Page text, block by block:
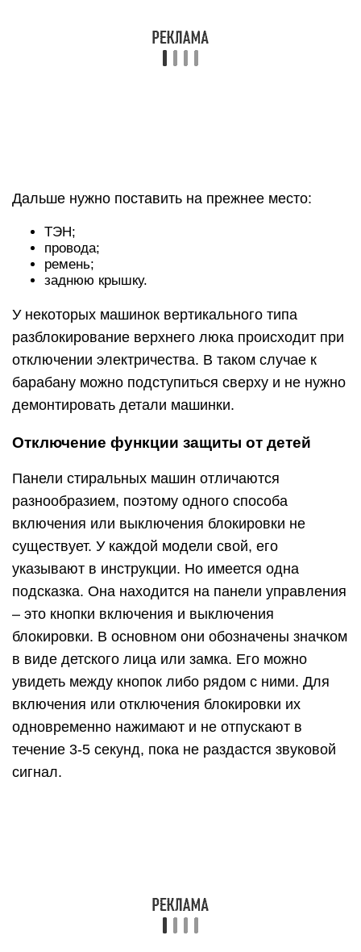
Дальше нужно поставить на прежнее место:
ТЭН;
провода;
ремень;
заднюю крышку.
У некоторых машинок вертикального типа
разблокирование верхнего люка происходит при
отключении электричества. В таком случае к
барабану можно подступиться сверху и не нужно
демонтировать детали машинки.
Отключение функции защиты от детей
Панели стиральных машин отличаются
разнообразием, поэтому одного способа
включения или выключения блокировки не
существует. У каждой модели свой, его
указывают в инструкции. Но имеется одна
подсказка. Она находится на панели управления
– это кнопки включения и выключения
блокировки. В основном они обозначены значком
в виде детского лица или замка. Его можно
увидеть между кнопок либо рядом с ними. Для
включения или отключения блокировки их
одновременно нажимают и не отпускают в
течение 3-5 секунд, пока не раздастся звуковой
сигнал.